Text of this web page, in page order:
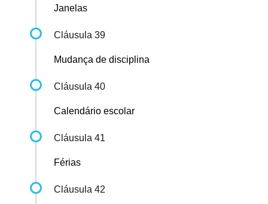
Janelas
Cláusula 39
Mudança de disciplina
Cláusula 40
Calendário escolar
Cláusula 41
Férias
Cláusula 42